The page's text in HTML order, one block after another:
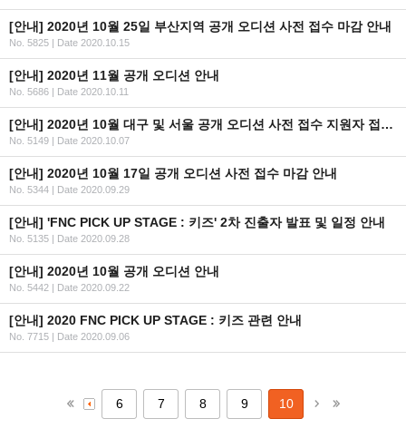
[안내] 2020년 10월 25일 부산지역 공개 오디션 사전 접수 마감 안내
No. 5825 | Date 2020.10.15
[안내] 2020년 11월 공개 오디션 안내
No. 5686 | Date 2020.10.11
[안내] 2020년 10월 대구 및 서울 공개 오디션 사전 접수 지원자 접수 완료 안내
No. 5149 | Date 2020.10.07
[안내] 2020년 10월 17일 공개 오디션 사전 접수 마감 안내
No. 5344 | Date 2020.09.29
[안내] 'FNC PICK UP STAGE : 키즈' 2차 진출자 발표 및 일정 안내
No. 5135 | Date 2020.09.28
[안내] 2020년 10월 공개 오디션 안내
No. 5442 | Date 2020.09.22
[안내] 2020 FNC PICK UP STAGE : 키즈 관련 안내
No. 7715 | Date 2020.09.06
6 7 8 9 10